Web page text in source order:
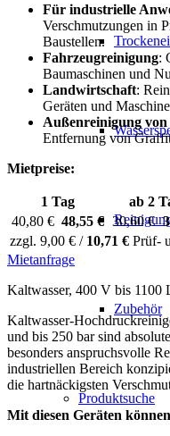
Zubehör
Produktsuche
Für industrielle
Verschmutzungen in
Baustellen.
Fahrzeugreinigung:
Baumaschinen und
Landwirtschaft:
Geräten und
Außenreinigung von
Entfernung von
Mietpreise:
1 Tag ab 2
40,80 € 48,55 € 30,60 €
zzgl. 9,00 € / 10,71 € Prüf-
Mietanfrage
Kaltwasser, 400 V bis 1100
Kaltwasser-
und bis 250 bar sind
besonders anspruchsvolle
industriellen Bereich
die hartnäckigsten
Mit diesen Geräten